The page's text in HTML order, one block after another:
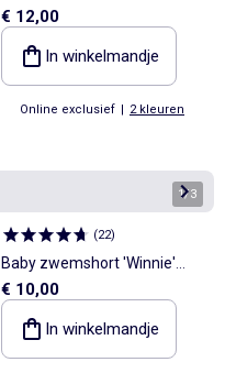
borduursels
€ 12,00
In winkelmandje
Online exclusief | 2 kleuren
1/3
(22)
Baby zwemshort 'Winnie'
'Disney'
€ 10,00
In winkelmandje